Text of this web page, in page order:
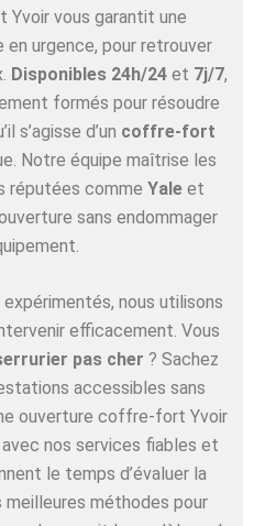
vous garantit une
urgence, pour retrouver
Disponibles 24h/24 et 7j/7,
formés pour résoudre
s’agisse d’un coffre-fort
Notre équipe maîtrise les
réputées comme Yale et
sans endommager
nous utilisons
efficacement. Vous
pas cher ? Sachez
accessibles sans
ouverture coffre-fort Yvoir
avec nos services fiables et
le temps d’évaluer la
méthodes pour